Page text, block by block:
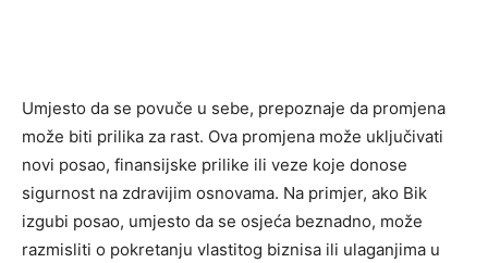
Umjesto da se povuče u sebe, prepoznaje da promjena
može biti prilika za rast. Ova promjena može uključivati
novi posao, finansijske prilike ili veze koje donose
sigurnost na zdravijim osnovama. Na primjer, ako Bik
izgubi posao, umjesto da se osjeća beznadno, može
razmisliti o pokretanju vlastitog biznisa ili ulaganjima u